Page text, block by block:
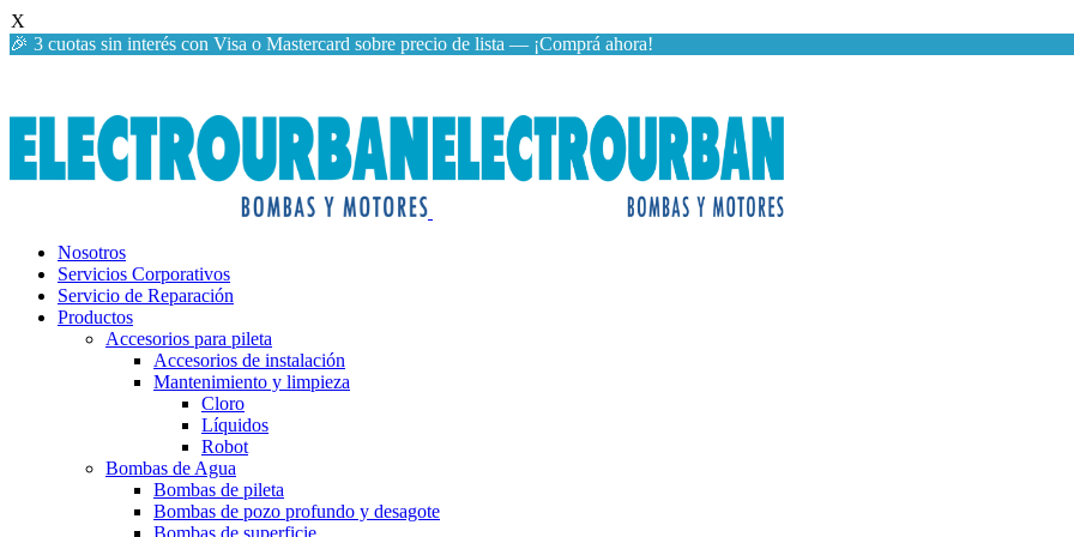
X
🎉 3 cuotas sin interés con Visa o Mastercard sobre precio de lista — ¡Comprá ahora!
Nosotros
Servicios Corporativos
Servicio de Reparación
Productos
Accesorios para pileta
Accesorios de instalación
Mantenimiento y limpieza
Cloro
Líquidos
Robot
Bombas de Agua
Bombas de pileta
Bombas de pozo profundo y desagote
Bombas de superficie